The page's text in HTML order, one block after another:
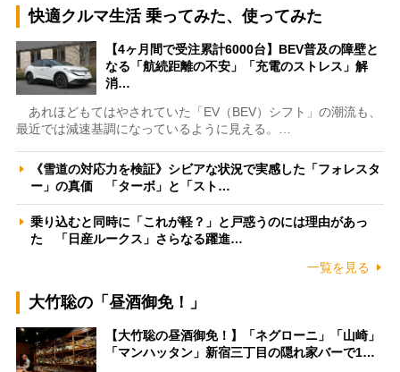
快適クルマ生活 乗ってみた、使ってみた
【4ヶ月間で受注累計6000台】BEV普及の障壁と
なる「航続距離の不安」「充電のストレス」解
消…
あれほどもてはやされていた「EV（BEV）シフト」の潮流も、
最近では減速基調になっているように見える。…
《雪道の対応力を検証》シビアな状況で実感した「フォレスタ
ー」の真価 「ターボ」と「スト…
乗り込むと同時に「これが軽？」と戸惑うのには理由があっ
た 「日産ルークス」さらなる躍進…
一覧を見る
大竹聡の「昼酒御免！」
【大竹聡の昼酒御免！】「ネグローニ」「山崎」
「マンハッタン」新宿三丁目の隠れ家バーで1…